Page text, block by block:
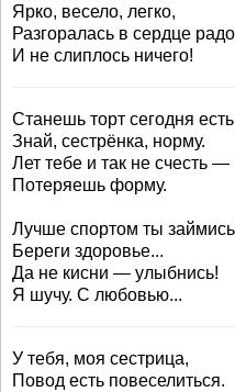
Ярко, весело, легко,
Разгоралась в сердце
И не слиплось ничего!
Станешь торт сегодня
Знай, сестрёнка, норму.
Лет тебе и так не счесть —
Потеряешь форму.
Лучше спортом ты
Береги здоровье...
Да не кисни — улыбнись!
Я шучу. С любовью...
У тебя, моя сестрица,
Повод есть повеселиться.